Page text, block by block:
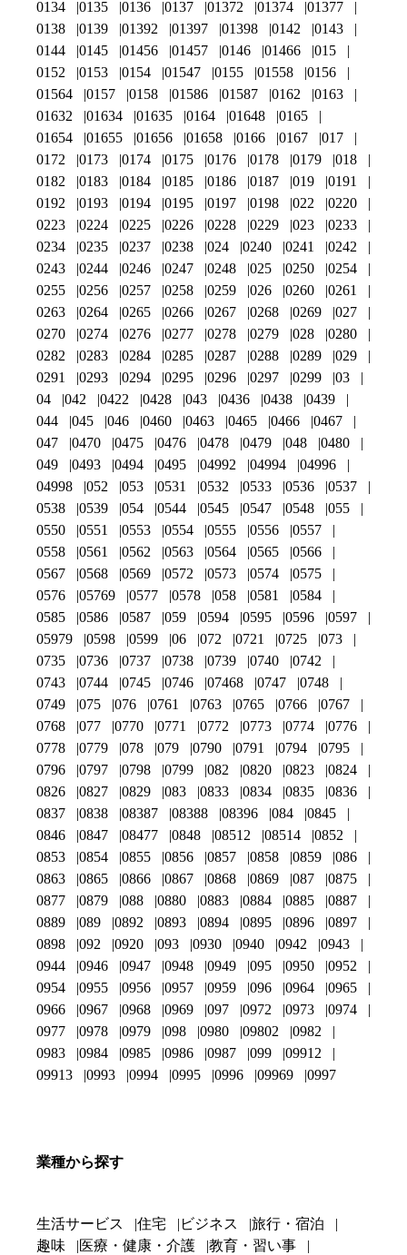
0134 0135 0136 0137 01372 01374
01377
0138
0139 01392 01397 01398 0142
0143
0144
0145 01456 01457 0146 01466
015
0152
0153 0154 01547 0155 01558
0156
01564
0157 0158 01586 01587 0162
0163
01632
01634 01635 0164 01648
0165
01654
01655 01656 01658 0166 0167
017
0172
0173 0174 0175 0176 0178 0179
018
0182
0183 0184 0185 0186 0187 019
0191
0192
0193 0194 0195 0197 0198 022
0220
0223
0224 0225 0226 0228 0229 023
0233
0234
0235 0237 0238 024 0240 0241
0242
0243
0244 0246 0247 0248 025 0250
0254
0255
0256 0257 0258 0259 026 0260
0261
0263
0264 0265 0266 0267 0268 0269
027
0270
0274 0276 0277 0278 0279 028
0280
0282
0283 0284 0285 0287 0288 0289
029
0291
0293 0294 0295 0296 0297 0299
03
04
042 0422 0428 043 0436 0438
0439
044
045 046 0460 0463 0465 0466
0467
047
0470 0475 0476 0478 0479 048
0480
049
0493 0494 0495 04992 04994
04996
04998
052 053 0531 0532 0533 0536
0537
0538
0539 054 0544 0545 0547 0548
055
0550
0551 0553 0554 0555 0556
0557
0558
0561 0562 0563 0564 0565
0566
0567
0568 0569 0572 0573 0574
0575
0576
05769 0577 0578 058 0581
0584
0585
0586 0587 059 0594 0595 0596
0597
05979
0598 0599 06 072 0721 0725
073
0735
0736 0737 0738 0739 0740
0742
0743
0744 0745 0746 07468 0747
0748
0749
075 076 0761 0763 0765 0766
0767
0768
077 0770 0771 0772 0773 0774
0776
0778
0779 078 079 0790 0791 0794
0795
0796
0797 0798 0799 082 0820 0823
0824
0826
0827 0829 083 0833 0834 0835
0836
0837
0838 08387 08388 08396 084
0845
0846
0847 08477 0848 08512 08514
0852
0853
0854 0855 0856 0857 0858 0859
086
0863
0865 0866 0867 0868 0869 087
0875
0877
0879 088 0880 0883 0884 0885
0887
0889
089 0892 0893 0894 0895 0896
0897
0898
092 0920 093 0930 0940 0942
0943
0944
0946 0947 0948 0949 095 0950
0952
0954
0955 0956 0957 0959 096 0964
0965
0966
0967 0968 0969 097 0972 0973
0974
0977
0978 0979 098 0980 09802
0982
0983
0984 0985 0986 0987 099
09912
09913
0993 0994 0995 0996 09969 0997
業種から探す
生活サービス 住宅 ビジネス
旅行・宿泊
趣味
医療・健康・介護
教育・習い事